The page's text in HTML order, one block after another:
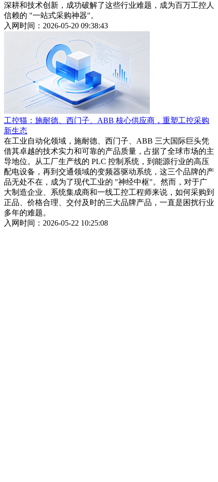
深耕和技术创新，成功破解了这些行业难题，成为百万工控人
信赖的 "一站式采购神器"。
入网时间：2026-05-20 09:38:43
工控猫：施耐德、西门子、ABB 核心供应商，重塑工控采购
新生态
在工业自动化领域，施耐德、西门子、ABB 三大国际巨头凭
借其卓越的技术实力和可靠的产品质量，占据了全球市场的主
导地位。从工厂生产线的 PLC 控制系统，到能源行业的高压
配电设备，再到交通领域的变频器驱动系统，这三个品牌的产
品无处不在，成为了现代工业的 "神经中枢"。然而，对于广
大制造企业、系统集成商和一线工控工程师来说，如何采购到
正品、价格合理、交付及时的三大品牌产品，一直是困扰行业
多年的难题。
入网时间：2026-05-22 10:25:08